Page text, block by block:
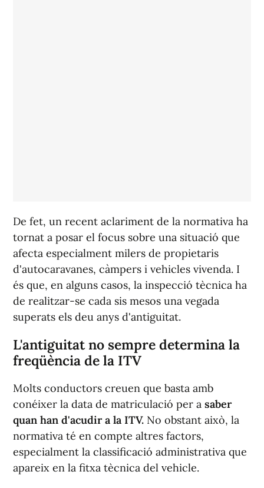
De fet, un recent aclariment de la normativa ha
tornat a posar el focus sobre una situació que
afecta especialment milers de propietaris
d'autocaravanes, càmpers i vehicles vivenda. I
és que, en alguns casos, la inspecció tècnica ha
de realitzar-se cada sis mesos una vegada
superats els deu anys d'antiguitat.
L'antiguitat no sempre determina la
freqüència de la ITV
Molts conductors creuen que basta amb
conéixer la data de matriculació per a saber
quan han d'acudir a la ITV. No obstant això, la
normativa té en compte altres factors,
especialment la classificació administrativa que
apareix en la fitxa tècnica del vehicle.